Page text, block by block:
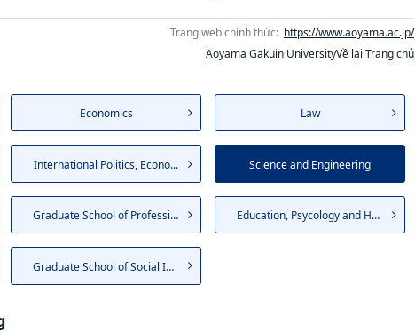
Trang web chính thức: https://www.aoyama.ac.jp/
Aoyama Gakuin UniversityVề lại Trang chủ
Economics Law
International Politics, Econo... Science and Engineering
Graduate School of Profession... Education, Psycology and Huma...
Graduate School of Social Inf...